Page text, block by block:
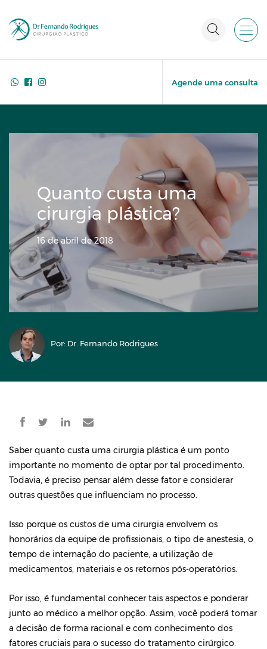
Agende uma consulta
Quanto custa uma
cirurgia plástica?
16 de abril de 2018
Por: Dr. Fernando Rodrigues
Saber quanto custa uma cirurgia plástica é um ponto
importante no momento de optar por tal procedimento.
Todavia, é preciso pensar além desse fator e considerar
outras questões que influenciam no processo.
Isso porque os custos de uma cirurgia envolvem os
honorários da equipe de profissionais, o tipo de anestesia, o
tempo de internação do paciente, a utilização de
medicamentos, materiais e os retornos pós-operatórios.
Por isso, é fundamental conhecer tais aspectos e ponderar
junto ao médico a melhor opção. Assim, você poderá tomar
a decisão de forma racional e com conhecimento dos
fatores cruciais para o sucesso do tratamento cirúrgico.